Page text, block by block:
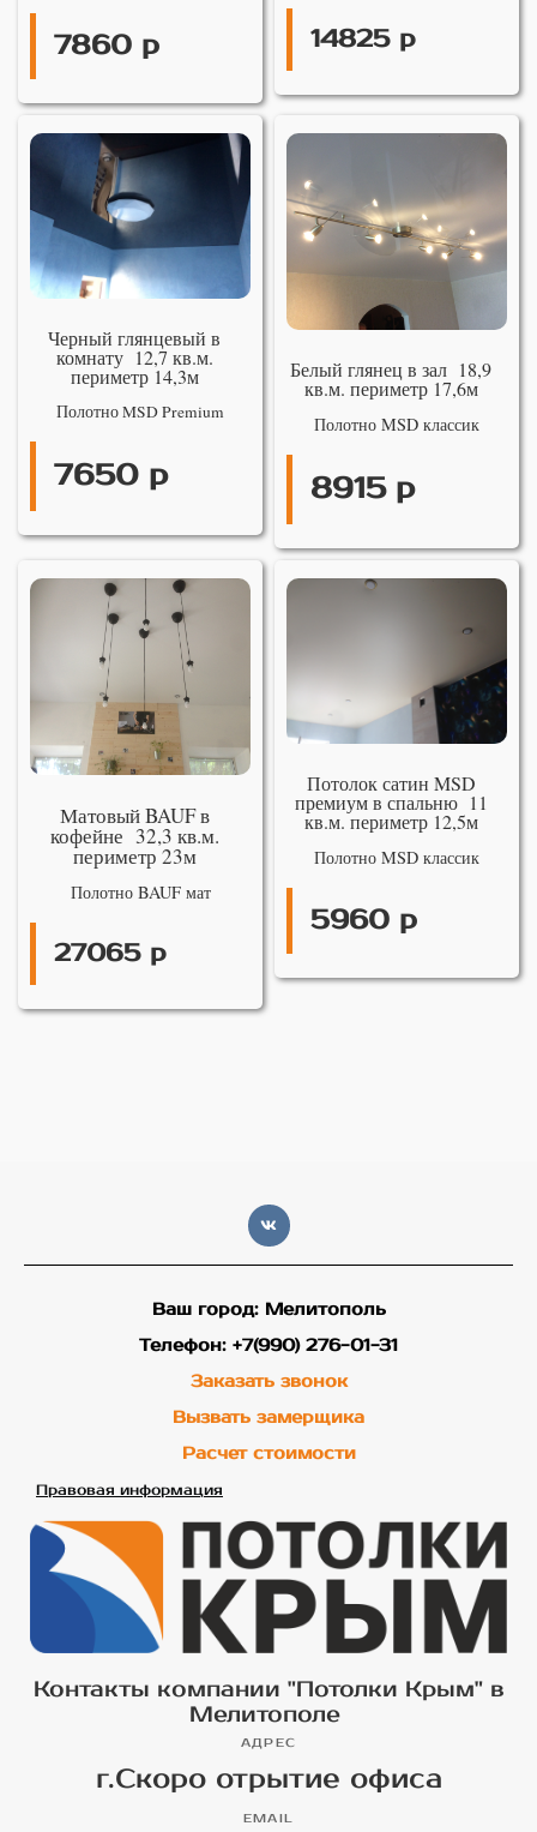
7860 р 14825 р
Черный глянцевый в
комнату 12,7 кв.м.
периметр 14,3м
Полотно MSD Premium
7650 р
Белый глянец в зал 18,9
кв.м. периметр 17,6м
Полотно MSD классик
8915 р
Матовый BAUF в
кофейне 32,3 кв.м.
периметр 23м
Полотно BAUF мат
27065 р
Потолок сатин MSD
премиум в спальню 11
кв.м. периметр 12,5м
Полотно MSD классик
5960 р
Ваш город: Мелитополь
Телефон: +7(990) 276-01-31
Заказать звонок
Вызвать замерщика
Расчет стоимости
Правовая информация
Контакты компании "Потолки Крым" в
Мелитополе
АДРЕС
г.Скоро отрытие офиса
EMAIL